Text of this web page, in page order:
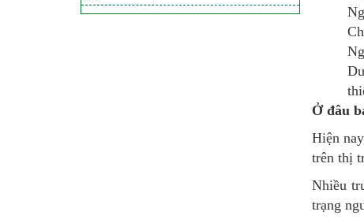
Ở đâu
Hiện
trên thị
Nhiều
trạng